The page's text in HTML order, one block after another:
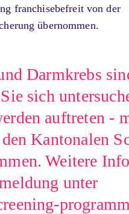
franchisebefreit von der
übernommen.
Darmkrebs
sich
auftreten -
Kantonalen
Weitere
unter